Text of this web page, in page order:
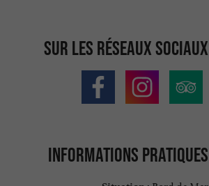
Sur les réseaux sociaux
Informations pratiques